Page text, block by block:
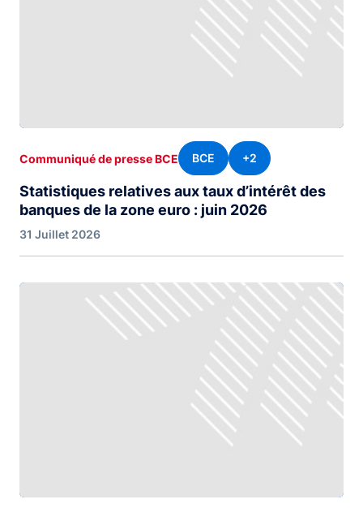
Statistiques relatives aux taux d’intérêt des
banques de la zone euro : juin 2026
Communiqué de presse BCE BCE +2
31 Juillet 2026